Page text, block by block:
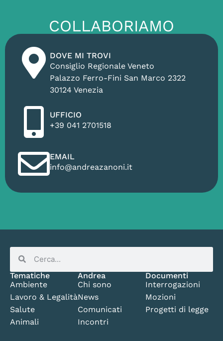
COLLABORIAMO
DOVE MI TROVI
Consiglio Regionale Veneto
Palazzo Ferro-Fini San Marco 2322
30124 Venezia
UFFICIO
+39 041 2701518
EMAIL
info@andreazanoni.it
Tematiche
Ambiente
Lavoro & Legalità
Salute
Animali
Andrea
Chi sono
News
Comunicati
Incontri
Documenti
Interrogazioni
Mozioni
Progetti di legge